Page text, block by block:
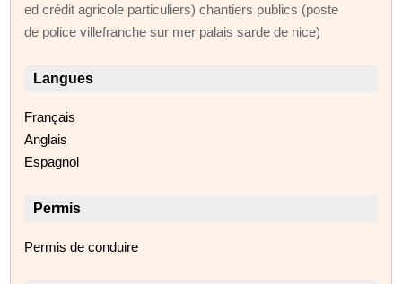
ed crédit agricole particuliers) chantiers publics (poste
de police villefranche sur mer palais sarde de nice)
Langues
Français
Anglais
Espagnol
Permis
Permis de conduire